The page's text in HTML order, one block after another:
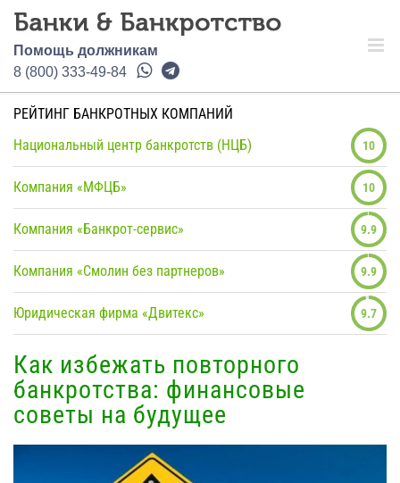
Помощь должникам
8 (800) 333-49-84
РЕЙТИНГ БАНКРОТНЫХ КОМПАНИЙ
Национальный центр банкротств (НЦБ)
10
Компания «МФЦБ» 10
Компания «Банкрот-сервис» 9.9
Компания «Смолин без партнеров» 9.9
Юридическая фирма «Двитекс» 9.7
Как избежать повторного
банкротства: финансовые
советы на будущее